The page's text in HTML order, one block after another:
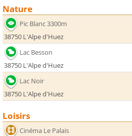
Nature
Pic Blanc 3300m
38750 L'Alpe d'Huez
Lac Besson
38750 L'Alpe d'Huez
Lac Noir
38750 L'Alpe d'Huez
Loisirs
Cinéma Le Palais